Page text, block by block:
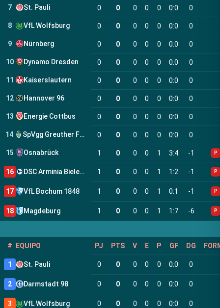
7 St. Pauli 0 0 0 0 0 0:0 0
8 VfL Wolfsburg 0 0 0 0 0 0:0 0
9 Nürnberg 0 0 0 0 0 0:0 0
10 Dynamo Dresden 0 0 0 0 0 0:0 0
11 Kaiserslautern 0 0 0 0 0 0:0 0
12 Hannover 96 0 0 0 0 0 0:0 0
13 Energie Cottbus 0 0 0 0 0 0:0 0
14 SpVgg Greuther Fürth 0 0 0 0 0 0:0 0
15 Osnabrück 1 0 0 0 1 3:4 -1 P
16 DSC Arminia Bielefeld 1 0 0 0 1 1:2 -1 P
17 VfL Bochum 1848 1 0 0 0 1 0:1 -1 P
18 Magdeburg 1 0 0 0 1 1:7 -6 P
# EQUIPO PJ PTS V E P GF DG
1 St. Pauli 0 0 0 0 0 0:0 0
2 Darmstadt 98 0 0 0 0 0 0:0 0
3 VfL Wolfsburg 0 0 0 0 0 0:0 0